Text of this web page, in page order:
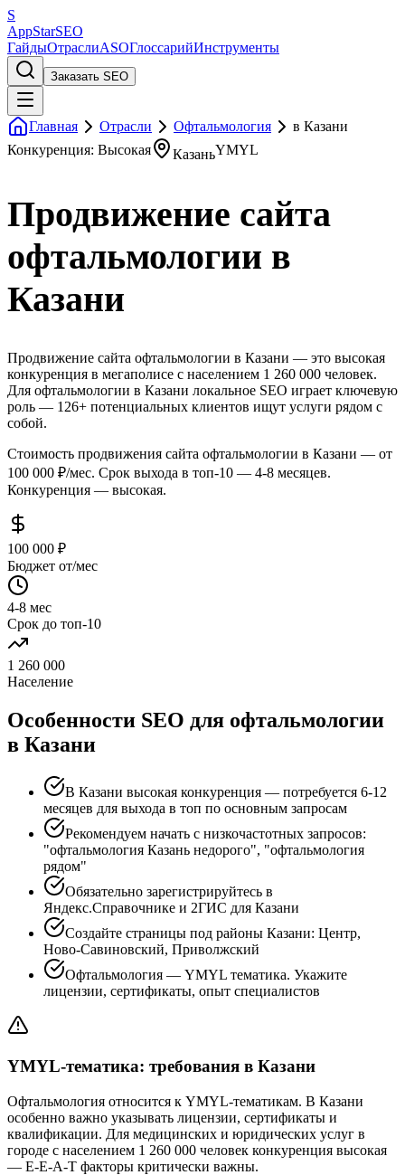
S
AppStarSEO
ГайдыОтраслиASOГлоссарийИнструменты
Заказать SEO
Главная Отрасли Офтальмология
в Казани
Конкуренция: Высокая
КазаньYMYL
Продвижение сайта
офтальмологии в
Казани
Продвижение сайта офтальмологии в Казани — это высокая
конкуренция в мегаполисе с населением 1 260 000 человек.
Для офтальмологии в Казани локальное SEO играет ключевую
роль — 126+ потенциальных клиентов ищут услуги рядом с
собой.
Стоимость продвижения сайта офтальмологии в Казани — от
100 000 ₽/мес. Срок выхода в топ-10 — 4-8 месяцев.
Конкуренция — высокая.
100 000 ₽
Бюджет от/мес
4-8 мес
Срок до топ-10
1 260 000
Население
Особенности SEO для офтальмологии
в Казани
В Казани высокая конкуренция — потребуется 6-12
месяцев для выхода в топ по основным запросам
Рекомендуем начать с низкочастотных запросов:
"офтальмология Казань недорого", "офтальмология
рядом"
Обязательно зарегистрируйтесь в
Яндекс.Справочнике и 2ГИС для Казани
Создайте страницы под районы Казани: Центр,
Ново-Савиновский, Приволжский
Офтальмология — YMYL тематика. Укажите
лицензии, сертификаты, опыт специалистов
YMYL-тематика: требования в Казани
Офтальмология относится к YMYL-тематикам. В Казани
особенно важно указывать лицензии, сертификаты и
квалификации. Для медицинских и юридических услуг в
городе с населением 1 260 000 человек конкуренция высокая
— E-E-A-T факторы критически важны.